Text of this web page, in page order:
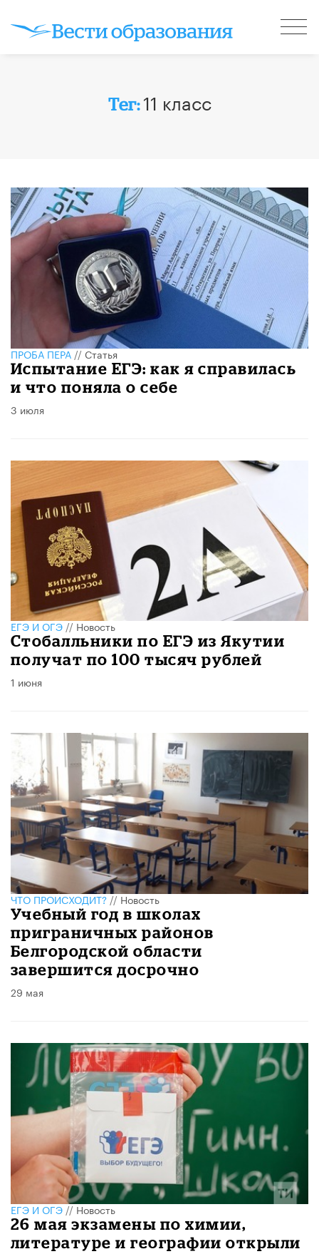
Тег:11 класс
ПРОБА ПЕРА//Статья
Испытание ЕГЭ: как я справилась
и что поняла о себе
3 июля
ЕГЭ И ОГЭ//Новость
Стобалльники по ЕГЭ из Якутии
получат по 100 тысяч рублей
1 июня
ЧТО ПРОИСХОДИТ?//Новость
Учебный год в школах
приграничных районов
Белгородской области
завершится досрочно
29 мая
ЕГЭ И ОГЭ//Новость
26 мая экзамены по химии,
литературе и географии открыли